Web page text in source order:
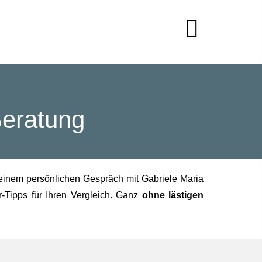
persönlichen Gespräch mit Gabriele Maria
für Ihren Vergleich. Ganz ohne lästigen